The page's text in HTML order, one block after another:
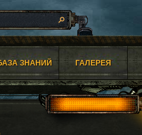
ЗНАНИЙ ГАЛЕРЕЯ